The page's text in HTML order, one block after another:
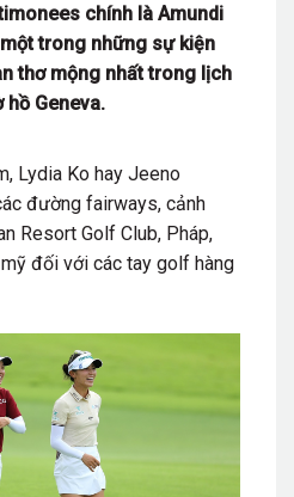
chính là Amundi
trong những sự kiện
thơ mộng nhất trong lịch
hồ Geneva.
Lydia Ko hay Jeeno
đường fairways, cảnh
Resort Golf Club, Pháp,
mỹ đối với các tay golf hàng